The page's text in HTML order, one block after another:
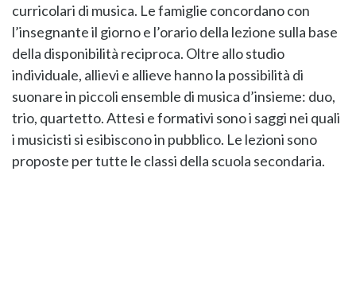
curricolari di musica. Le famiglie concordano con
l’insegnante il giorno e l’orario della lezione sulla base
della disponibilità reciproca. Oltre allo studio
individuale, allievi e allieve hanno la possibilità di
suonare in piccoli ensemble di musica d’insieme: duo,
trio, quartetto. Attesi e formativi sono i saggi nei quali
i musicisti si esibiscono in pubblico. Le lezioni sono
proposte per tutte le classi della scuola secondaria.